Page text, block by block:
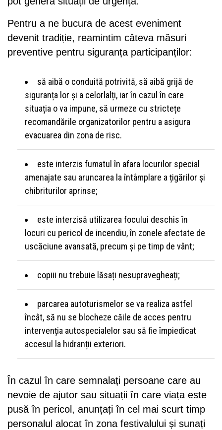
Pentru a ne bucura de acest eveniment
devenit tradiție, reamintim câteva măsuri
preventive pentru siguranța participanților:
să aibă o conduită potrivită, să aibă grijă de
siguranța lor și a celorlalți, iar în cazul în care
situația o va impune, să urmeze cu strictețe
recomandările organizatorilor pentru a asigura
evacuarea din zona de risc.
este interzis fumatul în afara locurilor special
amenajate sau aruncarea la întâmplare a țigărilor și
chibriturilor aprinse;
este interzisă utilizarea focului deschis în
locuri cu pericol de incendiu, în zonele afectate de
uscăciune avansată, precum şi pe timp de vânt;
copiii nu trebuie lăsați nesupravegheați;
parcarea autoturismelor se va realiza astfel
încât, să nu se blocheze căile de acces pentru
intervenția autospecialelor sau să fie împiedicat
accesul la hidranții exteriori.
În cazul în care semnalați persoane care au
nevoie de ajutor sau situații în care viața este
pusă în pericol, anunțați în cel mai scurt timp
personalul alocat în zona festivalului și sunați